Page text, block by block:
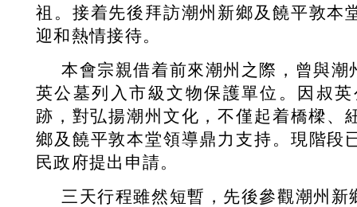
祖。接着先後拜訪潮州新鄉及饒平敦本
迎和熱情接待。
本會宗親借着前來潮州之際，曾與
英公墓列入市級文物保護單位。因叔
跡，對弘揚潮州文化，不僅起着橋樑、
鄉及饒平敦本堂領導鼎力支持。現階段
民政府提出申請。
三天行程雖然短暫，先後參觀潮州